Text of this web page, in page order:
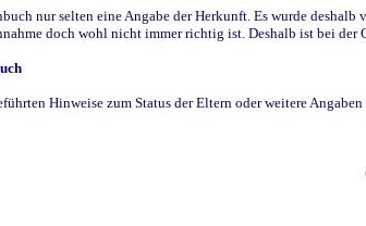
nur selten eine Angabe der Herkunft. Es wurde
doch wohl nicht immer richtig ist. Deshalb ist bei
Hinweise zum Status der Eltern oder weitere